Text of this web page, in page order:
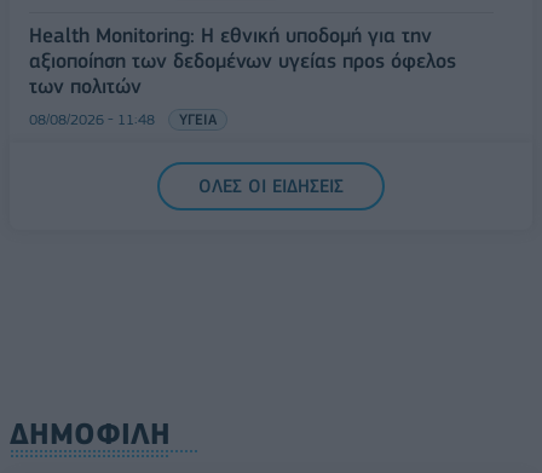
Health Monitoring: Η εθνική υποδομή για την
αξιοποίηση των δεδομένων υγείας προς όφελος
των πολιτών
08/08/2026 - 11:48 ΥΓΕΙΑ
Ελληνική Αναπτυξιακή Τράπεζα: Με «προίκα» 2 δισ.
ευρώ ανοίγει δρόμο για δάνεια έως 5 δισ. σε
ΟΛΕΣ ΟΙ ΕΙΔΗΣΕΙΣ
ΔΗΜΟΦΙΛΗ